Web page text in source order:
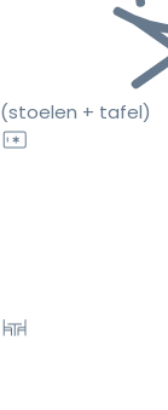
(stoelen + tafel)